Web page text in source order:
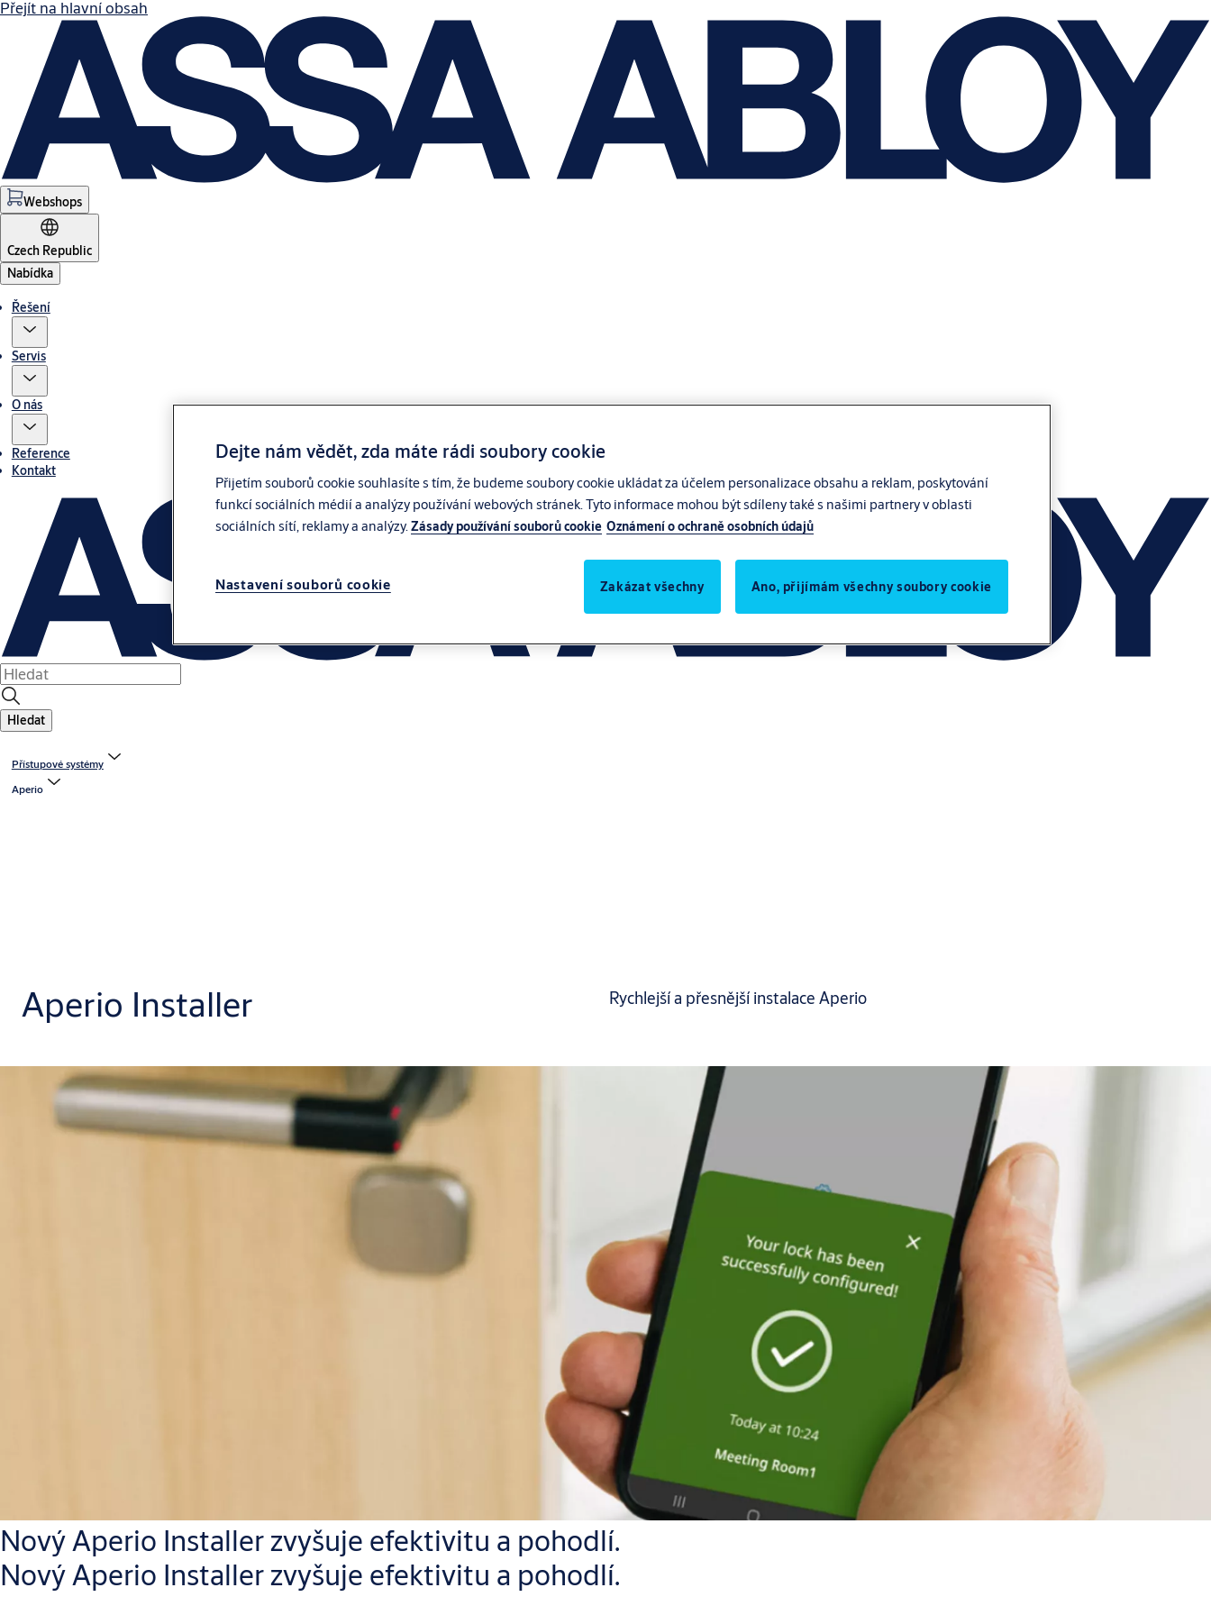
Přejít na hlavní obsah
Webshops
Czech Republic
Nabídka
Řešení
Servis
O nás
Reference
Kontakt
Hledat
Přístupové systémy
Aperio
Aperio Installer Rychlejší a přesnější instalace Aperio
Nový Aperio Installer zvyšuje efektivitu a pohodlí.
Nový Aperio Installer zvyšuje efektivitu a pohodlí.
Dejte nám vědět, zda máte rádi soubory cookie
Přijetím souborů cookie souhlasíte s tím, že budeme soubory cookie ukládat za účelem personalizace obsahu a reklam, poskytování
funkcí sociálních médií a analýzy používání webových stránek. Tyto informace mohou být sdíleny také s našimi partnery v oblasti
sociálních sítí, reklamy a analýzy.Zásady používání souborů cookie Oznámení o ochraně osobních údajů
Nastavení souborů cookie Zakázat všechny Ano, přijímám všechny soubory cookie